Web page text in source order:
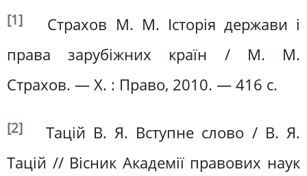
[1]
Страхов М. М. Історія держави і
права зарубіжних країн / М. М.
Страхов. — Х. : Право, 2010. — 416 с.
[2]
Тацій В. Я. Вступне слово / В. Я.
Тацій // Вісник Академії правових наук